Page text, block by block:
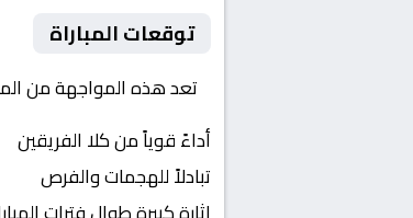
توقعات المباراة
تعد هذه المواجهة من
أداءً قوياً من كلا الفريقين
تبادلاً للهجمات والفرص